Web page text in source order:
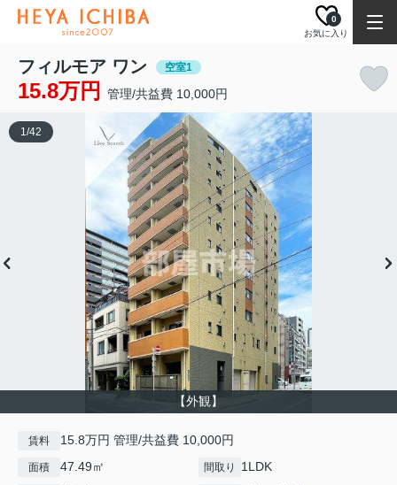
お気に入り
0
フィルモア ワン 空室1
15.8万円 管理/共益費 10,000円
【外観】
1/42
賃料 15.8万円 管理/共益費 10,000円
面積 47.49㎡ 間取り 1LDK